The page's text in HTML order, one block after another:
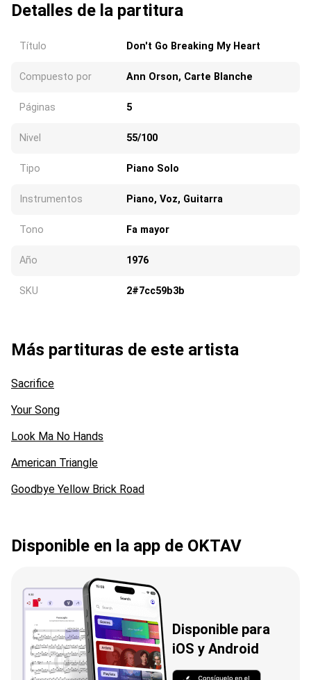
Detalles de la partitura
Título Don't Go Breaking My Heart
Compuesto por Ann Orson, Carte Blanche
Páginas 5
Nivel 55/100
Tipo Piano Solo
Instrumentos Piano, Voz, Guitarra
Tono Fa mayor
Año 1976
SKU 2#7cc59b3b
Más partituras de este artista
Sacrifice
Your Song
Look Ma No Hands
American Triangle
Goodbye Yellow Brick Road
Disponible en la app de OKTAV
Disponible para
iOS y Android